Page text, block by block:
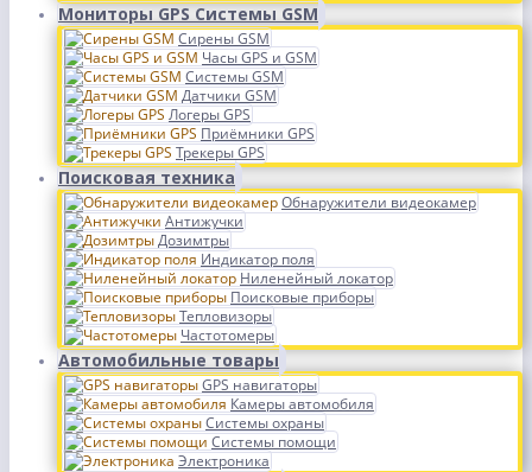
Мониторы GPS Системы GSM
Сирены GSM
Часы GPS и GSM
Системы GSM
Датчики GSM
Логеры GPS
Приёмники GPS
Трекеры GPS
Поисковая техника
Обнаружители видеокамер
Антижучки
Дозимтры
Индикатор поля
Ниленейный локатор
Поисковые приборы
Тепловизоры
Частотомеры
Автомобильные товары
GPS навигаторы
Камеры автомобиля
Системы охраны
Системы помощи
Электроника